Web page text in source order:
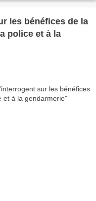
les bénéfices de la
police et à la